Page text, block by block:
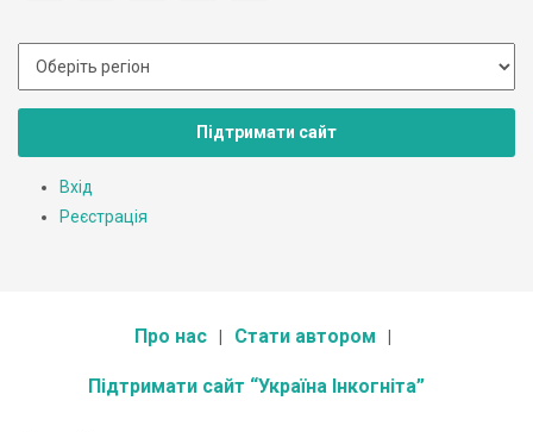
Підтримати сайт
Вхід
Реєстрація
Про нас Стати автором
Підтримати сайт “Україна Інкогніта”